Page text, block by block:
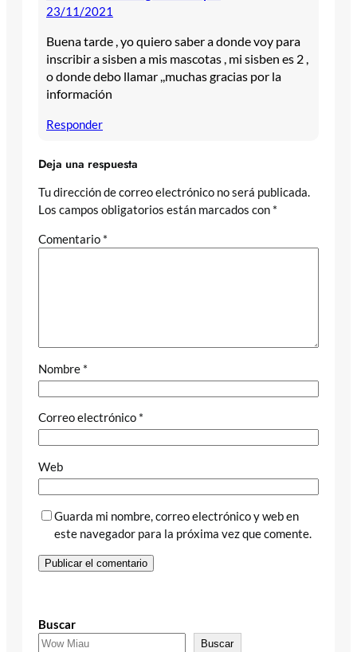
23/11/2021
Buena tarde , yo quiero saber a donde voy para
inscribir a sisben a mis mascotas , mi sisben es 2 ,
o donde debo llamar ,,muchas gracias por la
información
Responder
Deja una respuesta
Tu dirección de correo electrónico no será publicada.
Los campos obligatorios están marcados con *
Comentario *
Nombre *
Correo electrónico *
Web
Guarda mi nombre, correo electrónico y web en
este navegador para la próxima vez que comente.
Buscar
Buscar